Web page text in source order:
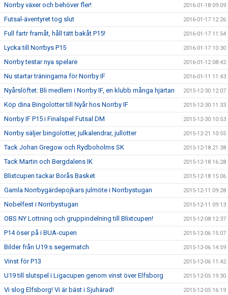
Norrby växer och behöver fler! 2016-01-18 09:09
Futsal-äventyret tog slut 2016-01-17 12:26
Full fartr framåt, håll tätt bakåt P15! 2016-01-17 11:54
Lycka till Norrbys P15 2016-01-17 10:30
Norrby testar nya spelare 2016-01-12 08:42
Nu startar träningarna för Norrby IF 2016-01-11 11:43
Nyårslöftet: Bli medlem i Norrby IF, en klubb många hjärtan 2015-12-30 12:07
Köp dina Bingolotter till Nyår hos Norrby IF 2015-12-30 11:33
Norrby IF P15 i Finalspel Futsal DM 2015-12-30 10:53
Norrby säljer bingolotter, julkalendrar, jullotter 2015-12-21 10:55
Tack Johan Gregow och Rydboholms SK 2015-12-18 21:38
Tack Martin och Bergdalens IK 2015-12-18 16:28
Blixtcupen tackar Borås Basket 2015-12-18 15:06
Gamla Norrbygärdepojkars julmöte i Norrbystugan 2015-12-11 09:28
Nobelfest i Norrbystugan 2015-12-11 09:13
OBS NY Lottning och gruppindelning till Blixtcupen! 2015-12-08 12:37
P14 öser på i BUA-cupen 2015-12-06 15:07
Bilder från U19:s segermatch 2015-12-06 14:59
Vinst för P13 2015-12-06 11:42
U19 till slutspel i Ligacupen genom vinst över Elfsborg 2015-12-05 19:30
Vi slog Elfsborg! Vi är bäst i Sjuhärad! 2015-12-05 16:19